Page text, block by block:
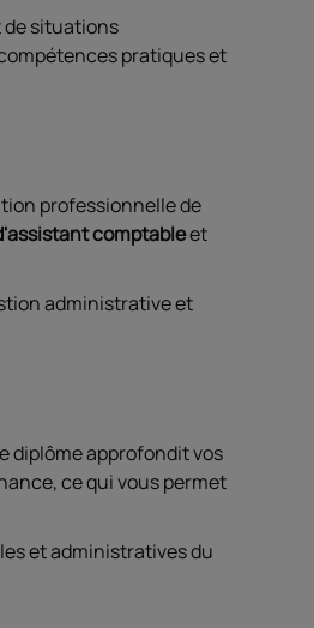
de situations
pratiques et
professionnelle de
comptableet
administrative et
diplôme approfondit vos
ce qui vous permet
et administratives du